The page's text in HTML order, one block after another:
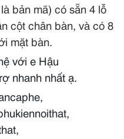
bản mã) có sẵn 4 lỗ
cột chân bàn, và có 8
mặt bàn.
với e Hậu
nhanh nhất ạ.